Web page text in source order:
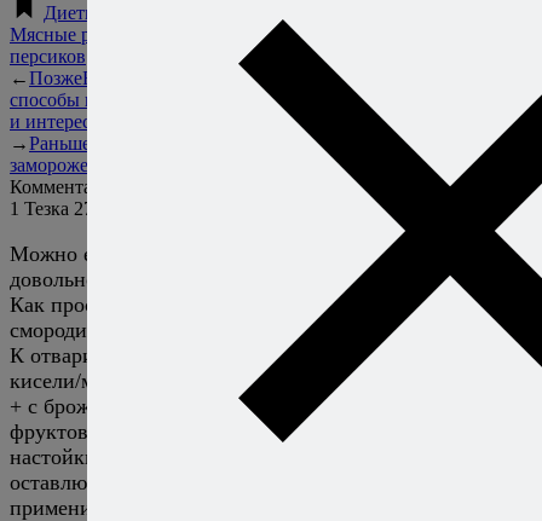
Диетические рецепты
Мясные рецепты
персиков
←ПозжеБезе или меренга:
способы приготовления, история
и интересные факты
→Раньше
замороженные морепродукты?
Комментарии
1 Тезка 27 июля 2020
Можно еще добавить к способам желирование, как
довольно широко распространенный и применимый.
Как простой и явный пример желе из сока красной
смородины много кто делает дома в сезон.
К отвариванию можно добавить наверное компоты/
кисели/морсы вариантом.
+ с брожениями/ферментацией много чего, хоть
фруктовый квас/пиво/вино, хоть более крепкие
настойки :)
оставлю сферификацию за скобками, там очень такое
применимо в молекулярке :)